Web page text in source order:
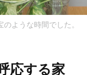
ような時間でした。
応する家